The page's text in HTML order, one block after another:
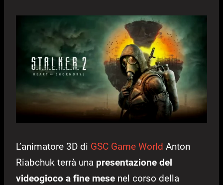
L’animatore 3D di GSC Game World Anton
Riabchuk terrà una presentazione del
videogioco a fine mese nel corso della